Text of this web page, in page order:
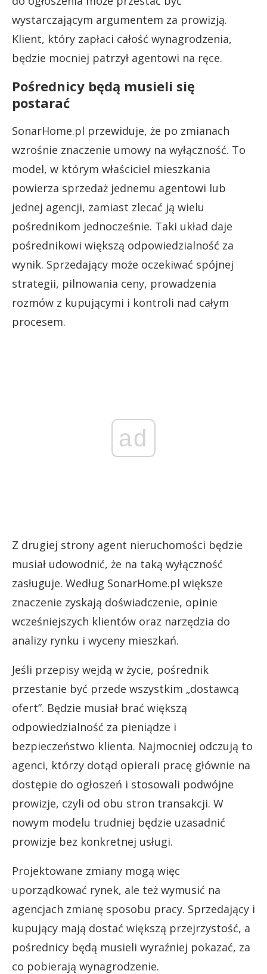
wystarczającym argumentem za prowizją.
Klient, który zapłaci całość wynagrodzenia,
będzie mocniej patrzył agentowi na ręce.
Pośrednicy będą musieli się
postarać
SonarHome.pl przewiduje, że po zmianach
wzrośnie znaczenie umowy na wyłączność. To
model, w którym właściciel mieszkania
powierza sprzedaż jednemu agentowi lub
jednej agencji, zamiast zlecać ją wielu
pośrednikom jednocześnie. Taki układ daje
pośrednikowi większą odpowiedzialność za
wynik. Sprzedający może oczekiwać spójnej
strategii, pilnowania ceny, prowadzenia
rozmów z kupującymi i kontroli nad całym
procesem.
ad
Z drugiej strony agent nieruchomości będzie
musiał udowodnić, że na taką wyłączność
zasługuje. Według SonarHome.pl większe
znaczenie zyskają doświadczenie, opinie
wcześniejszych klientów oraz narzędzia do
analizy rynku i wyceny mieszkań.
Jeśli przepisy wejdą w życie, pośrednik
przestanie być przede wszystkim „dostawcą
ofert”. Będzie musiał brać większą
odpowiedzialność za pieniądze i
bezpieczeństwo klienta. Najmocniej odczują to
agenci, którzy dotąd opierali pracę głównie na
dostępie do ogłoszeń i stosowali podwójne
prowizje, czyli od obu stron transakcji. W
nowym modelu trudniej będzie uzasadnić
prowizje bez konkretnej usługi.
Projektowane zmiany mogą więc
uporządkować rynek, ale też wymusić na
agencjach zmianę sposobu pracy. Sprzedający i
kupujący mają dostać większą przejrzystość, a
pośrednicy będą musieli wyraźniej pokazać, za
co pobierają wynagrodzenie.